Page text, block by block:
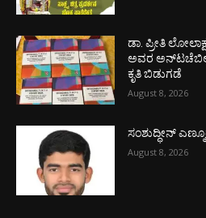
ಡಾ. ಪ್ರೀತಿ
ಅವರ
ಕೃತಿ ಬಿಡುಗಡೆ
August 8, 2026
ಸಂಶುದ್ಧೀನ್
August 8, 2026